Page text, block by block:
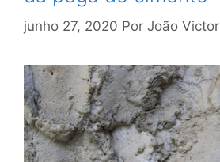
junho 27, 2020 Por João Victor